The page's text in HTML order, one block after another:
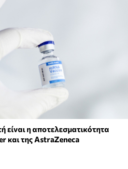
είναι η αποτελεσματικότητα
και της AstraZeneca